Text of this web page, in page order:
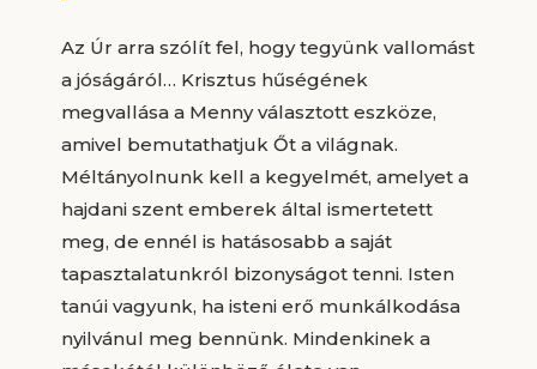
Az Úr arra szólít fel, hogy tegyünk vallomást
a jóságáról… Krisztus hűségének
megvallása a Menny választott eszköze,
amivel bemutathatjuk Őt a világnak.
Méltányolnunk kell a kegyelmét, amelyet a
hajdani szent emberek által ismertetett
meg, de ennél is hatásosabb a saját
tapasztalatunkról bizonyságot tenni. Isten
tanúi vagyunk, ha isteni erő munkálkodása
nyilvánul meg bennünk. Mindenkinek a